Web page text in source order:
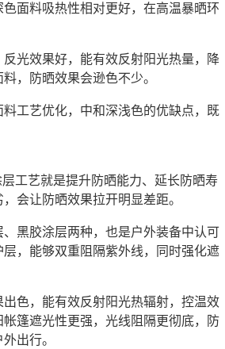
面料吸热性相对更好，在高温暴晒环
光效果好，能有效反射阳光热量，降
，防晒效果会逊色不少。
工艺优化，中和深浅色的优缺点，既
工艺就是提升防晒能力、延长防晒寿
会让防晒效果拉开明显差距。
黑胶涂层两种，也是户外装备中认可
，能够双重阻隔紫外线，同时强化遮
色，能有效反射阳光热辐射，控温效
篷遮光性更强，光线阻隔更彻底，防
出行。